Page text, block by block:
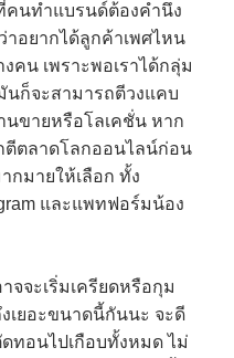
นทำแบรนด์ต้องคำนึง
าอยากได้ลูกค้าเพศไหน
คน เพราะพอเราได้กลุ่ม
นก็จะสามารถตีวงแคบ
นขายหรือโลเคชั่น หาก
ตีตลาดโลกออนไลน์ก่อน
มายให้เลือก ทั้ง
และแพทฟอร์มน้อง
จะเริ่มเครียดหรือกุม
เยอะขนาดนี้กันนะ จะดี
ทอนไปเกือบทั้งหมด ไม่